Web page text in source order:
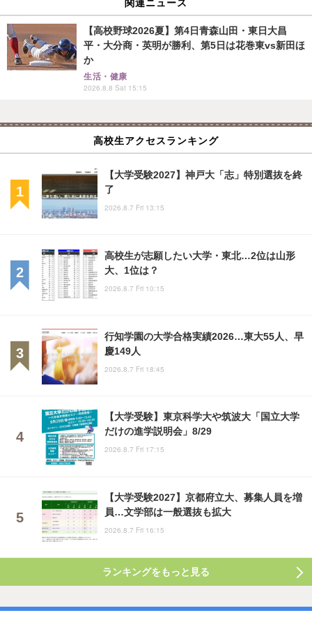
関連ニュース
【高校野球2026夏】第4日青森山田・東日大昌
平・大分商・英明が勝利、第5日は花巻東vs新田ほ
か
生活・健康
2026.8.8 Sat 15:15
高校生アクセスランキング
【大学受験2027】神戸大「志」特別選抜を終
了
2026.8.7 Fri 13:15
高校生が志願したい大学・東北…2位は山形
大、1位は？
2026.8.7 Fri 10:15
行知学園の大学合格実績2026…東大55人、早
慶149人
2026.8.7 Fri 18:45
【大学受験】東京科学大や筑波大「国立大学
だけの進学説明会」8/29
2026.8.7 Fri 17:15
【大学受験2027】京都府立大、募集人員を増
員…文学部は一般選抜も拡大
2026.8.7 Fri 16:15
ランキングをもっと見る